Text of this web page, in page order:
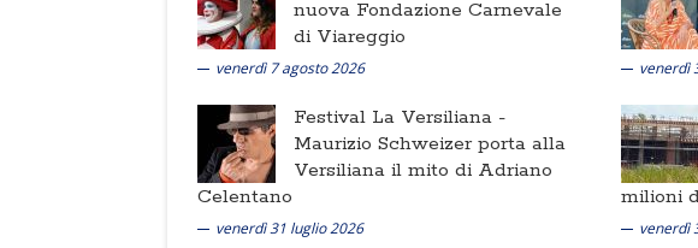
nuova Fondazione Carnevale
di Viareggio
venerdì 7 agosto 2026 venerdì
Festival La Versiliana -
Maurizio Schweizer porta alla
Versiliana il mito di Adriano
Celentano
venerdì 31 luglio 2026
milioni
venerdì